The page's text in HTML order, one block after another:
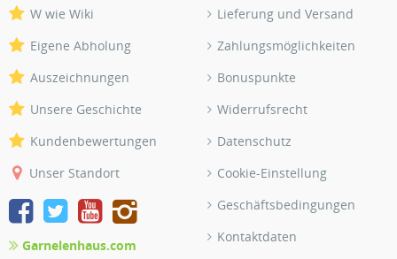
W wie Wiki
Eigene Abholung
Auszeichnungen
Unsere Geschichte
Kundenbewertungen
Unser Standort
Garnelenhaus.com
Lieferung und Versand
Zahlungsmöglichkeiten
Bonuspunkte
Widerrufsrecht
Datenschutz
Cookie-Einstellung
Geschäftsbedingungen
Kontaktdaten